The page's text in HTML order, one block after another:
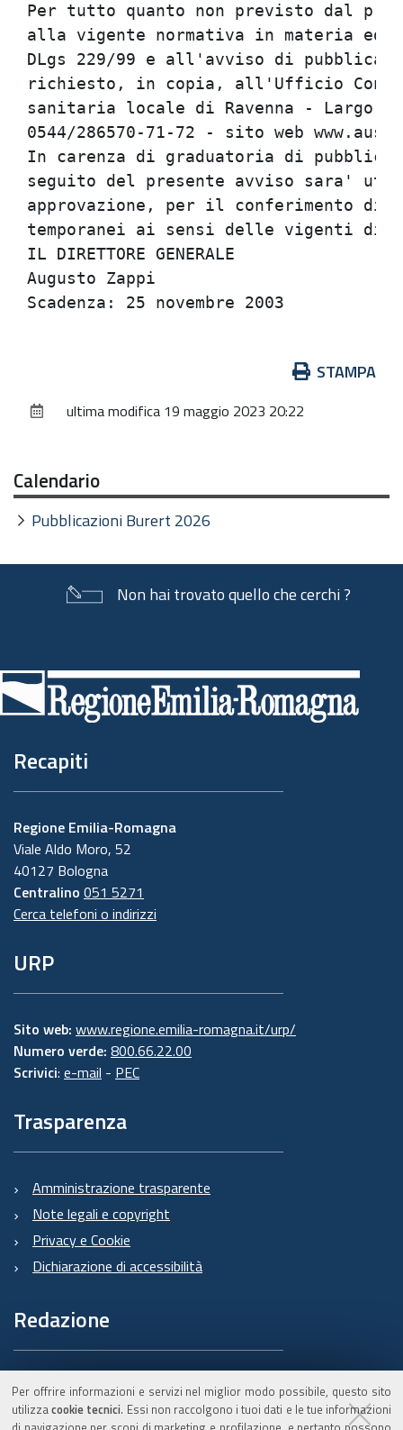
Per offrire informazioni e servizi nel miglior modo possibile, questo sito
utilizzacookie tecnici. Essi non raccolgono i tuoi dati e le tue informazioni
Per tutto quanto non previsto
alla vigente normativa in
DLgs 229/99 e all'avviso di
richiesto, in copia,
sanitaria locale di
0544/286570-71-72
In carenza di graduatoria di
seguito del presente avviso
approvazione, per il
temporanei ai sensi delle
IL
documento
STAMPA
ultima modifica 19 maggio 2023 20:22
Calendario
Pubblicazioni Burert 2026
Non hai trovato quello che cerchi ?
di
pagina
Recapiti
Regione Emilia-Romagna
Viale Aldo Moro, 52
40127 Bologna
Centralino 051 5271
Cerca telefoni o indirizzi
URP
Sito web: www.regione.emilia-romagna.it/urp/
Numero verde: 800.66.22.00
Scrivici: e-mail - PEC
Trasparenza
Amministrazione trasparente
Note legali e copyright
Privacy e Cookie
Dichiarazione di accessibilità
Redazione
Informazioni sul Burert
e contatti